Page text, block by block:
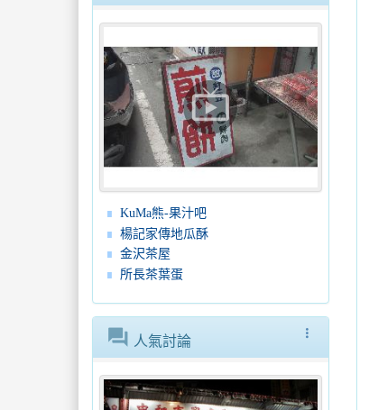
live_tv
KuMa熊-果汁吧
楊記家傳地瓜酥
金沢茶屋
所長茶葉蛋
more_vert
forum 人氣討論